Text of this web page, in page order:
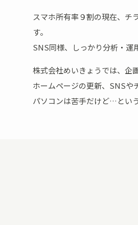
スマホ所有率９割の現在、チ
す。
SNS同様、しっかり分析・運
株式会社めいきょうでは、企
ホームページの更新、SNSや
パソコンは苦手だけど…とい